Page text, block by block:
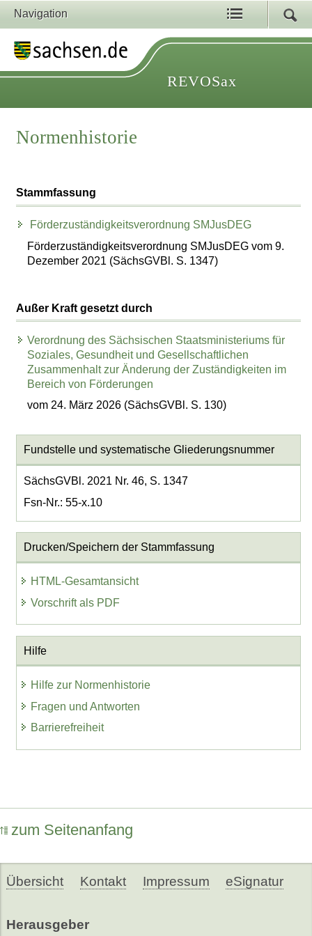
Navigation
REVOSax
Normenhistorie
Stammfassung
Förderzuständigkeitsverordnung SMJusDEG
Förderzuständigkeitsverordnung SMJusDEG vom 9.
Dezember 2021 (SächsGVBl. S. 1347)
Außer Kraft gesetzt durch
Verordnung des Sächsischen Staatsministeriums für
Soziales, Gesundheit und Gesellschaftlichen
Zusammenhalt zur Änderung der Zuständigkeiten im
Bereich von Förderungen
vom 24. März 2026 (SächsGVBl. S. 130)
Fundstelle und systematische Gliederungsnummer
SächsGVBl. 2021 Nr. 46, S. 1347
Fsn-Nr.: 55-x.10
Drucken/Speichern der Stammfassung
HTML-Gesamtansicht
Vorschrift als PDF
Hilfe
Hilfe zur Normenhistorie
Fragen und Antworten
Barrierefreiheit
zum Seitenanfang
Übersicht Kontakt Impressum eSignatur
Herausgeber